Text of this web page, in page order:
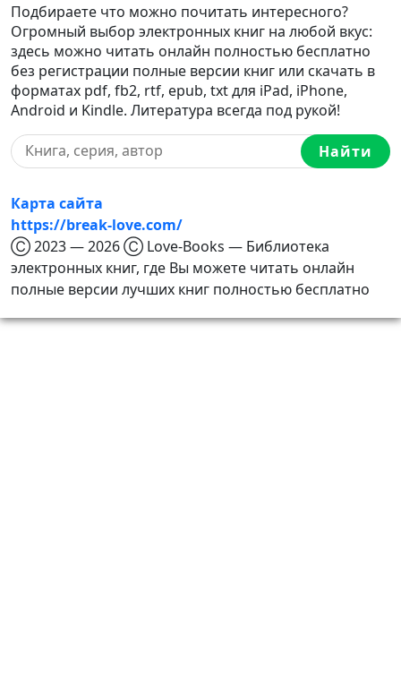
Подбираете что можно почитать интересного?
Огромный выбор электронных книг на любой вкус:
здесь можно читать онлайн полностью бесплатно
без регистрации полные версии книг или скачать в
форматах pdf, fb2, rtf, epub, txt для iPad, iPhone,
Android и Kindle. Литература всегда под рукой!
Найти
Карта сайта
https://break-love.com/
Ⓒ 2023 — 2026 Ⓒ Love-Books — Библиотека
электронных книг, где Вы можете читать онлайн
полные версии лучших книг полностью бесплатно